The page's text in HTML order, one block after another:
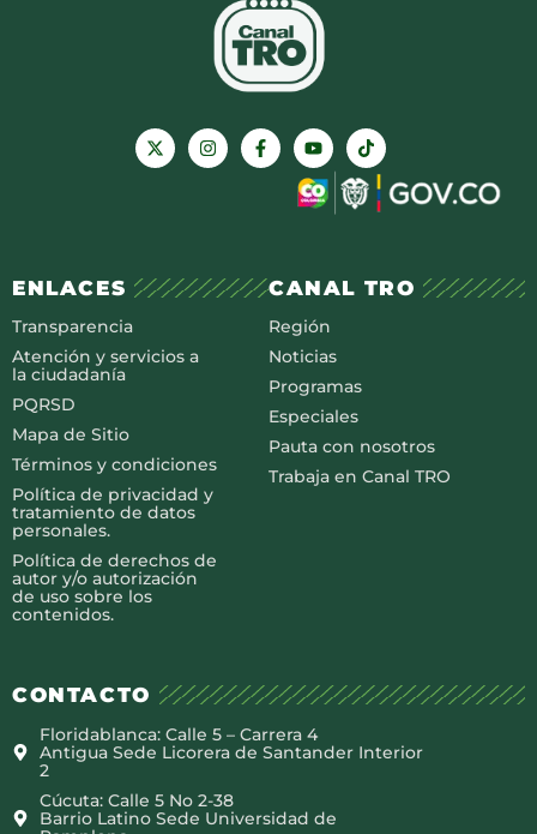
ENLACES
Transparencia
Atención y servicios a
la ciudadanía
PQRSD
Mapa de Sitio
Términos y condiciones
Política de privacidad y
tratamiento de datos
personales.
Política de derechos de
autor y/o autorización
de uso sobre los
contenidos.
CANAL TRO
Región
Noticias
Programas
Especiales
Pauta con nosotros
Trabaja en Canal TRO
CONTACTO
Floridablanca: Calle 5 – Carrera 4
Antigua Sede Licorera de Santander Interior
2
Cúcuta: Calle 5 No 2-38
Barrio Latino Sede Universidad de